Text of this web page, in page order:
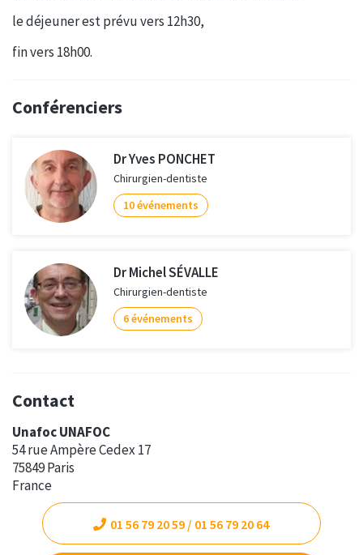
le déjeuner est prévu vers 12h30,
fin vers 18h00.
Conférenciers
Dr Yves PONCHET
Chirurgien-dentiste
10 événements
Dr Michel SÉVALLE
Chirurgien-dentiste
6 événements
Contact
Unafoc UNAFOC
54 rue Ampère Cedex 17
75849 Paris
France
01 56 79 20 59 / 01 56 79 20 64